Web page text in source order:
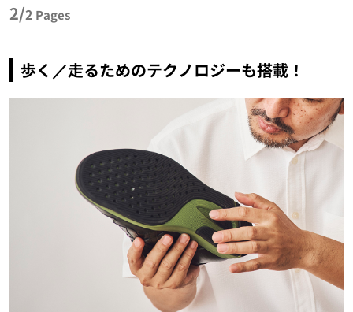
2/2 Pages
歩く／走るためのテクノロジーも搭載！